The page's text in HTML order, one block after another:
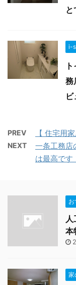
i-
務
PREV 【 住宅用
NEXT
一条工務
は最高です
本
家